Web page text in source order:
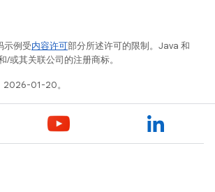
示例受内容许可部分所述许可的限制。Java 和
或其关联公司的注册商标。
2026-01-20。